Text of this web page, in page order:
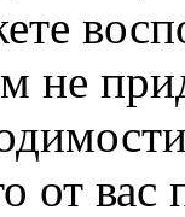
не
от вас